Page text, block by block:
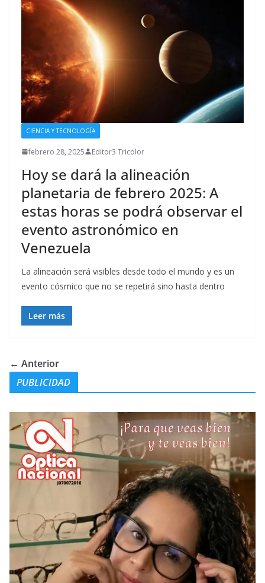
CIENCIA Y TECNOLOGÍA
febrero 28, 2025 Editor3 Tricolor
Hoy se dará la alineación
planetaria de febrero 2025: A
estas horas se podrá observar el
evento astronómico en
Venezuela
La alineación será visibles desde todo el mundo y es un
evento cósmico que no se repetirá sino hasta dentro
Leer más
← Anterior
PUBLICIDAD